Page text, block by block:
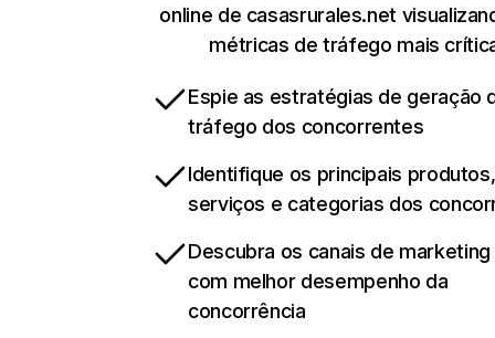
online de casasrurales.net
métricas de tráfego mais
Espie as estratégias de geração
tráfego dos concorrentes
Identifique os principais produtos,
serviços e categorias dos
Descubra os canais de
com melhor desempenho da
concorrência